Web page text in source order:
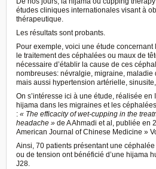
études cliniques internationales visant à
thérapeutique.
Les résultats sont probants.
Pour exemple, voici une étude
le traitement des céphalées ou maux de
nécessaire d’établir la cause de ces
nombreuses: névralgie, migraine, maladie
mais aussi hypertension artérielle,
On s’intéresse ici à une étude, réalisée en
hijama dans les migraines et les
: « The efficacity of wet-cupping in the
headache » de A Ahmadi et al, publiée en
American Journal of Chinese Medicine »
Ainsi, 70 patients présentant une
ou de tension ont bénéficié d’une hijama
J28.